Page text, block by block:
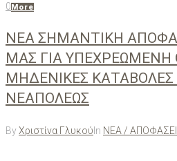
0 More
ΝΕΑ ΣΗΜΑΝΤΙΚΗ
ΜΑΣ ΓΙΑ ΥΠΕΧΡΕΩΜΕΝΗ
ΜΗΔΕΝΙΚΕΣ ΚΑΤΑΒΟΛΕΣ
ΝΕΑΠΟΛΕΩΣ
ByΧριστίνα Γλυκού In ΝΕΑ /